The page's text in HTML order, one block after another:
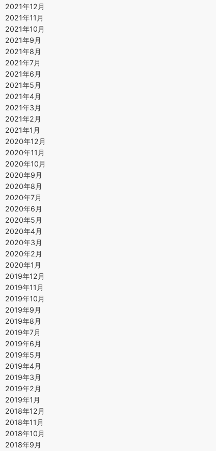
2021年12月
2021年11月
2021年10月
2021年9月
2021年8月
2021年7月
2021年6月
2021年5月
2021年4月
2021年3月
2021年2月
2021年1月
2020年12月
2020年11月
2020年10月
2020年9月
2020年8月
2020年7月
2020年6月
2020年5月
2020年4月
2020年3月
2020年2月
2020年1月
2019年12月
2019年11月
2019年10月
2019年9月
2019年8月
2019年7月
2019年6月
2019年5月
2019年4月
2019年3月
2019年2月
2019年1月
2018年12月
2018年11月
2018年10月
2018年9月